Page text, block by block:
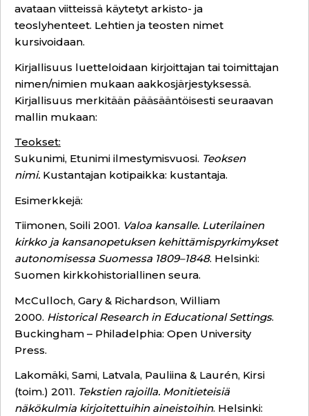
avataan viitteissä käytetyt arkisto- ja
teoslyhenteet. Lehtien ja teosten nimet
kursivoidaan.
Kirjallisuus luetteloidaan kirjoittajan tai toimittajan
nimen/nimien mukaan aakkosjärjestyksessä.
Kirjallisuus merkitään pääsääntöisesti seuraavan
mallin mukaan:
Teokset:
Sukunimi, Etunimi ilmestymisvuosi. Teoksen
nimi. Kustantajan kotipaikka: kustantaja.
Esimerkkejä:
Tiimonen, Soili 2001. Valoa kansalle. Luterilainen
kirkko ja kansanopetuksen kehittämispyrkimykset
autonomisessa Suomessa 1809–1848. Helsinki:
Suomen kirkkohistoriallinen seura.
McCulloch, Gary & Richardson, William
2000. Historical Research in Educational Settings.
Buckingham – Philadelphia: Open University
Press.
Lakomäki, Sami, Latvala, Pauliina & Laurén, Kirsi
(toim.) 2011. Tekstien rajoilla. Monitieteisiä
näkökulmia kirjoitettuihin aineistoihin. Helsinki: